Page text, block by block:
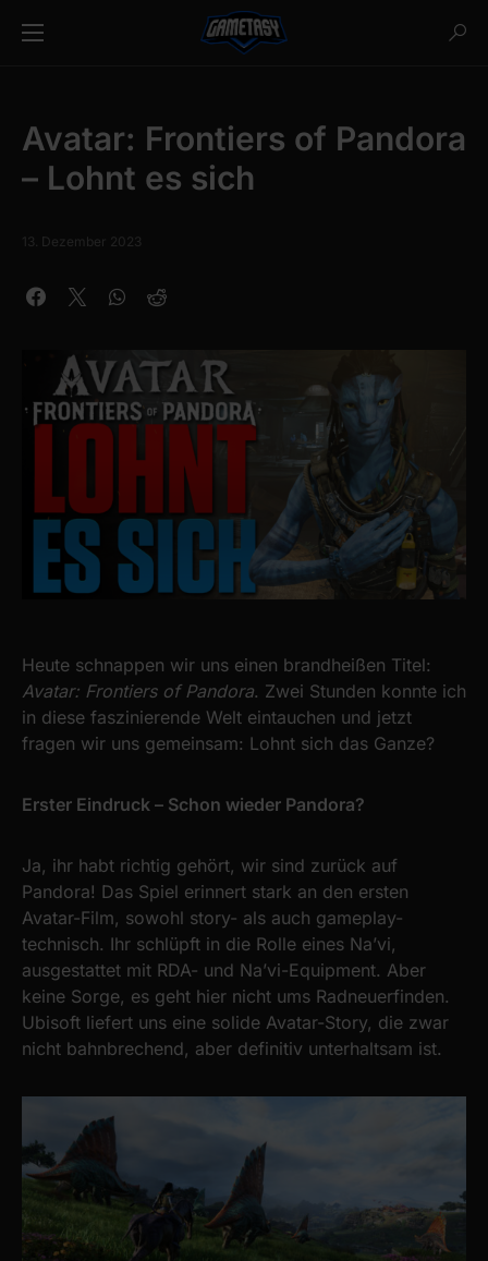
Avatar: Frontiers of Pandora
– Lohnt es sich
13. Dezember 2023
Heute schnappen wir uns einen brandheißen Titel:
Avatar: Frontiers of Pandora. Zwei Stunden konnte ich
in diese faszinierende Welt eintauchen und jetzt
fragen wir uns gemeinsam: Lohnt sich das Ganze?
Erster Eindruck – Schon wieder Pandora?
Ja, ihr habt richtig gehört, wir sind zurück auf
Pandora! Das Spiel erinnert stark an den ersten
Avatar-Film, sowohl story- als auch gameplay-
technisch. Ihr schlüpft in die Rolle eines Na’vi,
ausgestattet mit RDA- und Na’vi-Equipment. Aber
keine Sorge, es geht hier nicht ums Radneuerfinden.
Ubisoft liefert uns eine solide Avatar-Story, die zwar
nicht bahnbrechend, aber definitiv unterhaltsam ist.